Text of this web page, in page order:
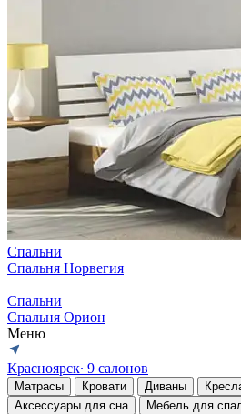
Спальни
Спальня Норвегия
Спальни
Спальня Орион
Меню
Красноярск∙ 9 салонов
Матрасы Кровати Диваны
Аксессуары для сна
Мебель для